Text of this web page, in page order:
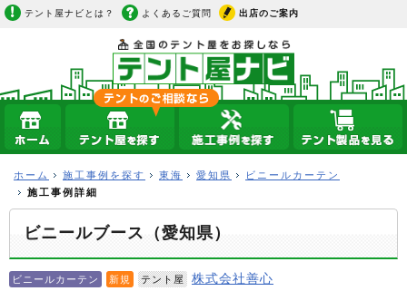
テント屋ナビとは？ よくあるご質問 出店のご案内
ホーム 施工事例を探す 東海 愛知県
ビニールカーテン
施工事例詳細
ビニールブース（愛知県）
ビニールカーテン 新規 テント屋 株式会社善心